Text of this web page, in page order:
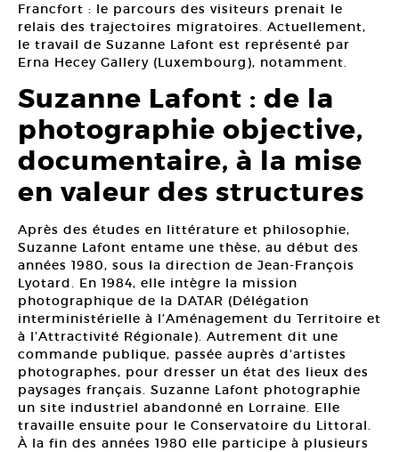
Francfort : le parcours des visiteurs prenait le
relais des trajectoires migratoires. Actuellement,
le travail de Suzanne Lafont est représenté par
Erna Hecey Gallery (Luxembourg), notamment.
Suzanne Lafont : de la
photographie objective,
documentaire, à la mise
en valeur des structures
Après des études en littérature et philosophie,
Suzanne Lafont entame une thèse, au début des
années 1980, sous la direction de Jean-François
Lyotard. En 1984, elle intègre la mission
photographique de la DATAR (Délégation
interministérielle à l’Aménagement du Territoire et
à l’Attractivité Régionale). Autrement dit une
commande publique, passée auprès d’artistes
photographes, pour dresser un état des lieux des
paysages français. Suzanne Lafont photographie
un site industriel abandonné en Lorraine. Elle
travaille ensuite pour le Conservatoire du Littoral.
À la fin des années 1980 elle participe à plusieurs